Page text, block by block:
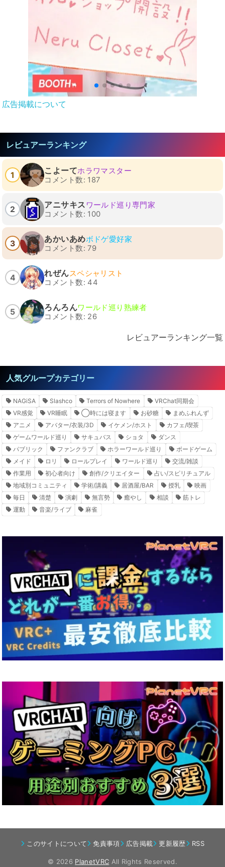
広告掲載について
レビュアーランキング
1 こよーてホラワマスター
コメント数: 187
2 アニサキス ワールド巡り専門家
コメント数: 100
3 あかいあめボドゲ愛好家
コメント数: 79
4 れぜんスペシャリスト
コメント数: 44
5 ろんろんワールド巡り熟練者
コメント数: 26
レビュアーランキング一覧
人気グループカテゴリー
NAGiSA Slashco Terrors of Nowhere
VRChat同期会
VR感覚
VR睡眠 ◯時には寝ます お砂糖
まめふれんず
アニメ
アバター/衣装/3D イケメン/ホスト
カフェ/喫茶
ゲームワールド巡り
サキュバス ショタ
ダンス
パブリック
ファンクラブ ホラーワールド巡り
ボードゲーム
メイド
ロリ ロールプレイ ワールド巡り
交流/雑談
作業用
初心者向け 創作/クリエイター
占い/スピリチュアル
地域別コミュニティ
学術/講義 居酒屋/BAR 授乳
映画
毎日
清楚 演劇 無言勢 癒やし 相談
筋トレ
運動
音楽/ライブ 麻雀
このサイトについて 免責事項 広告掲載 更新履歴 RSS
© 2026 PlanetVRC All Rights Reserved.